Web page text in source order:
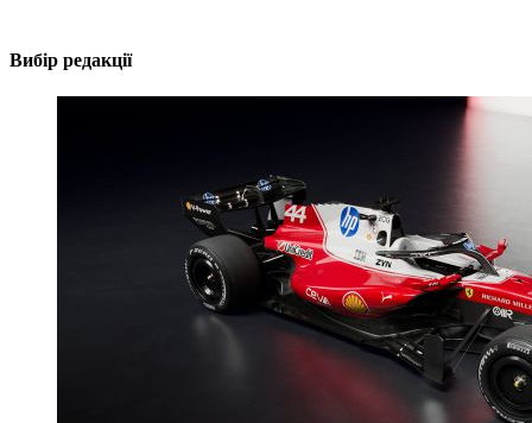
Вибір редакції